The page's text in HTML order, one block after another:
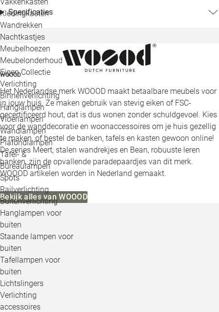
Kledingkasten
Wandrekken
Nachtkastjes
Meubelhoezen
Meubelonderhoud
Eigen Collectie
Verlichting
Binnenverlichting
Hanglampen
Vloerlampen
Wandlampen
Plafondlampen
Tafel- &
Bureaulampen
Spots
Railverlichting
Buitenverlichting
Hanglampen voor
buiten
Staande lampen voor
buiten
Tafellampen voor
buiten
Lichtslingers
Verlichting
accessoires
Specificaties
WOOOD
Het Nederlandse merk WOOOD maakt betaalbare meubels voor
in jouw huis. Ze maken gebruik van stevig eiken of FSC-
gecertificeerd hout, dat is dus wonen zonder schuldgevoel. Kies
voor de wanddecoratie en woonaccessoires om je huis gezellig
te maken, of bestel de banken, tafels en kasten gewoon online!
De series Meert, stalen wandrekjes en Bean, robuuste leren
banken, zijn de opvallende paradepaardjes van dit merk.
WOOOD artikelen worden in Nederland gemaakt.
Bekijk alles van WOOOD